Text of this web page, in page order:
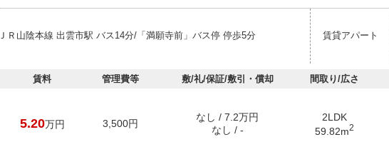
ＪＲ山陰本線 出雲市駅 バス14分/「満願寺前」バス停 停歩5分 賃貸アパート
賃料 管理費等 敷/礼/保証/敷引・償却 間取り/広さ
5.20万円 3,500円
なし / 7.2万円
なし / -
2LDK
59.82m2